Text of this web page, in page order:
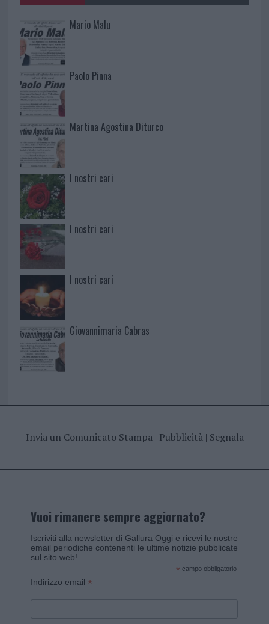
Mario Malu
Paolo Pinna
Martina Agostina Diturco
I nostri cari
I nostri cari
I nostri cari
Giovannimaria Cabras
Invia un Comunicato Stampa| Pubblicità| Segnala
Vuoi rimanere sempre aggiornato?
Iscriviti alla newsletter di Gallura Oggi e ricevi le nostre
email periodiche contenenti le ultime notizie pubblicate
sul sito web!
* campo obbligatorio
Indirizzo email *